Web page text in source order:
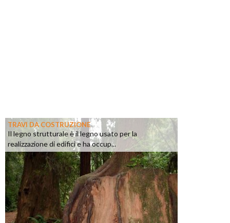
TRAVI DA COSTRUZIONE
Il legno strutturale è il legno usato per la
realizzazione di edifici e ha occup...